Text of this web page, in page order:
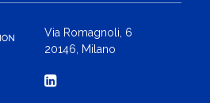
Via Romagnoli, 6
20146, Milano